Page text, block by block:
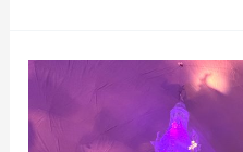
SŁOWACJA:
ŚWIĄTYNIA